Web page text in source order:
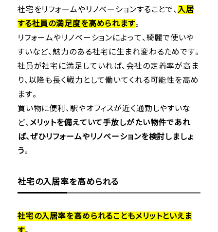
社宅をリフォームやリノベーションすることで、入居
する社員の満足度を高められます。
リフォームやリノベーションによって、綺麗で使いや
すいなど、魅力のある社宅に生まれ変わるためです。
社員が社宅に満足していれば、会社の定着率が高ま
り、以降も長く戦力として働いてくれる可能性を高め
ます。
買い物に便利、駅やオフィスが近く通勤しやすいな
ど、メリットを備えていて手放しがたい物件であれ
ば、ぜひリフォームやリノベーションを検討しましょ
う。
社宅の入居率を高められる
社宅の入居率を高められることもメリットといえま